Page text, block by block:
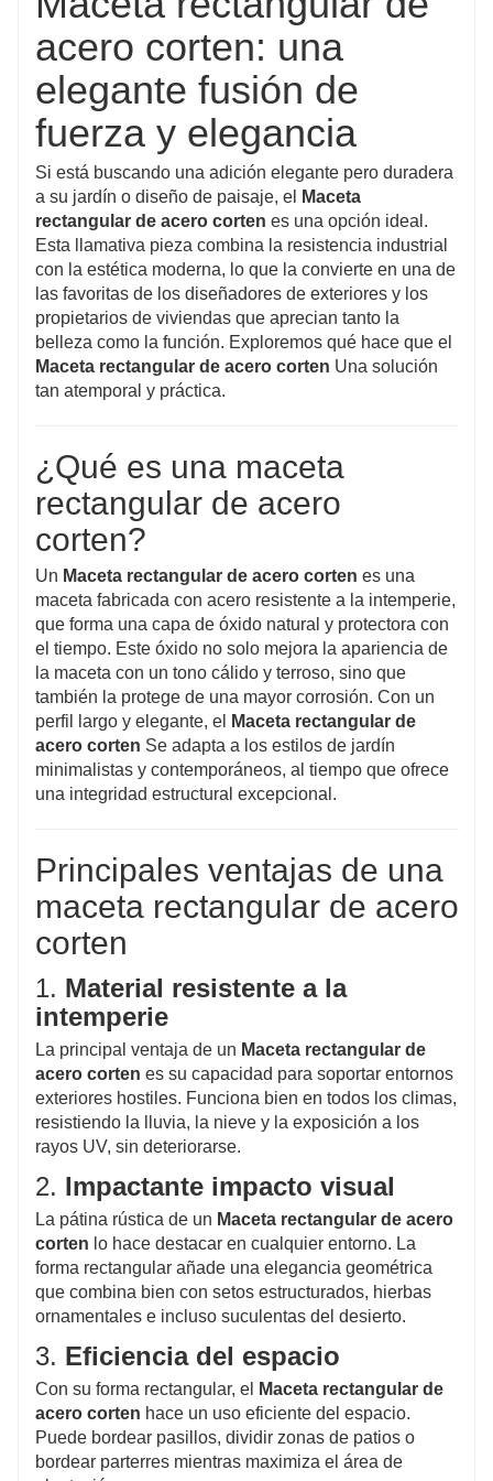
en exteriores. Puede soportar cargas pesadas e
impactos, lo que garantiza que la maceta permanezca
intacta con el tiempo.
Bajo mantenimiento: Una vez que se forma la capa
protectora de óxido, el material requiere poco o
ningún mantenimiento, lo que elimina la necesidad
de un mantenimiento regular. La pátina natural
también mejora con el tiempo.
Estética moderna: El acabado oxidado proporciona
un aspecto único, industrial y contemporáneo que
realza el atractivo visual de jardines, patios y
espacios públicos. Complementa varios estilos de
diseño, incluidos paisajes modernos y minimalistas.
acero corten: una
elegante fusión de
fuerza y elegancia
Si está buscando una adición elegante pero duradera
a su jardín o diseño de paisaje, el
Maceta
rectangular de acero corten es una opción ideal.
Esta llamativa pieza combina la resistencia industrial
con la estética moderna, lo que la convierte en una de
las favoritas de los diseñadores de exteriores y los
propietarios de viviendas que aprecian tanto la
belleza como la función. Exploremos qué hace que el
Maceta rectangular de acero corten Una solución
tan atemporal y práctica.
¿Qué es una maceta
rectangular de acero
corten?
Un Maceta rectangular de acero corten es una
maceta fabricada con acero resistente a la intemperie,
que forma una capa de óxido natural y protectora con
el tiempo. Este óxido no solo mejora la apariencia de
la maceta con un tono cálido y terroso, sino que
también la protege de una mayor corrosión. Con un
perfil largo y elegante, el
Maceta rectangular de
acero corten Se adapta a los estilos de jardín
minimalistas y contemporáneos, al tiempo que ofrece
una integridad estructural excepcional.
Principales ventajas de una
maceta rectangular de acero
corten
1. Material resistente a la
intemperie
La principal ventaja de un Maceta rectangular de
acero corten es su capacidad para soportar entornos
exteriores hostiles. Funciona bien en todos los climas,
resistiendo la lluvia, la nieve y la exposición a los
rayos UV, sin deteriorarse.
2. Impactante impacto visual
La pátina rústica de un Maceta rectangular de acero
corten lo hace destacar en cualquier entorno. La
forma rectangular añade una elegancia geométrica
que combina bien con setos estructurados, hierbas
ornamentales e incluso suculentas del desierto.
3. Eficiencia del espacio
Con su forma rectangular, el
Maceta rectangular de
acero corten hace un uso eficiente del espacio.
Puede bordear pasillos, dividir zonas de patios o
bordear parterres mientras maximiza el área de